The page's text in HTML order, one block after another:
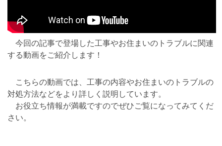
今回の記事で登場した工事やお住まいのトラブルに関連
する動画をご紹介します！
こちらの動画では、工事の内容やお住まいのトラブルの
対処方法などをより詳しく説明しています。
お役立ち情報が満載ですのでぜひご覧になってみてくだ
さい。